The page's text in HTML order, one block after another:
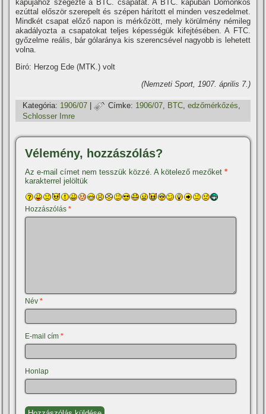
kapujához szegezte a BTC. csapatát. A BTC. kapuban Domonkos
ezúttal először szerepelt és szépen hárí­tott el minden veszedelmet.
Mindkét csapat előző napon is mérkőzött, mely körülmény némileg
akadályozta a csapatokat teljes képességük kifejtésében. A FTC.
győzelme reális, bár gólaránya kis szerencsével nagyobb is lehetett
volna.
Biró: Herzog Ede (MTK.) volt
(Nemzeti Sport, 1907. április 7.)
Kategória: 1906/07 | Címke: 1906/07, BTC,edzőmérkőzés,
Schlosser Imre
Vélemény, hozzászólás?
Az e-mail címet nem tesszük közzé. A kötelező mezőket*
karakterrel jelöltük
Hozzászólás*
Név*
E-mail cím*
Honlap